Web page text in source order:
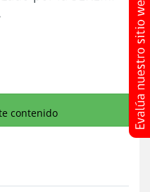
contenido